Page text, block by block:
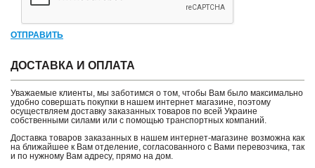
ОТПРАВИТЬ
ДОСТАВКА И ОПЛАТА
Уважаемые клиенты, мы заботимся о том, чтобы Вам было максимально
удобно совершать покупки в нашем интернет магазине, поэтому
осуществляем доставку заказанных товаров по всей Украине
собственными силами или с помощью транспортных компаний.
Доставка товаров заказанных в нашем интернет-магазине возможна как
на ближайшее к Вам отделение, согласованного с Вами перевозчика, так
и по нужному Вам адресу, прямо на дом.